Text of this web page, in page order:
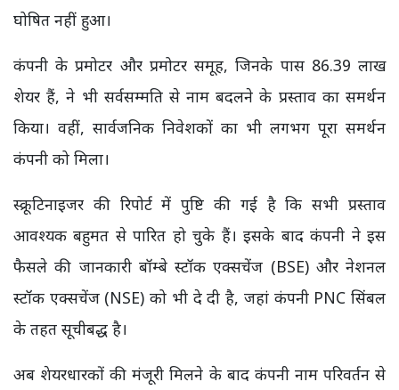
घोषित नहीं हुआ।
कंपनी के प्रमोटर और प्रमोटर समूह, जिनके पास 86.39 लाख
शेयर हैं, ने भी सर्वसम्मति से नाम बदलने के प्रस्ताव का समर्थन
किया। वहीं, सार्वजनिक निवेशकों का भी लगभग पूरा समर्थन
कंपनी को मिला।
स्क्रूटिनाइजर की रिपोर्ट में पुष्टि की गई है कि सभी प्रस्ताव
आवश्यक बहुमत से पारित हो चुके हैं। इसके बाद कंपनी ने इस
फैसले की जानकारी बॉम्बे स्टॉक एक्सचेंज (BSE) और नेशनल
स्टॉक एक्सचेंज (NSE) को भी दे दी है, जहां कंपनी PNC सिंबल
के तहत सूचीबद्ध है।
अब शेयरधारकों की मंजूरी मिलने के बाद कंपनी नाम परिवर्तन से